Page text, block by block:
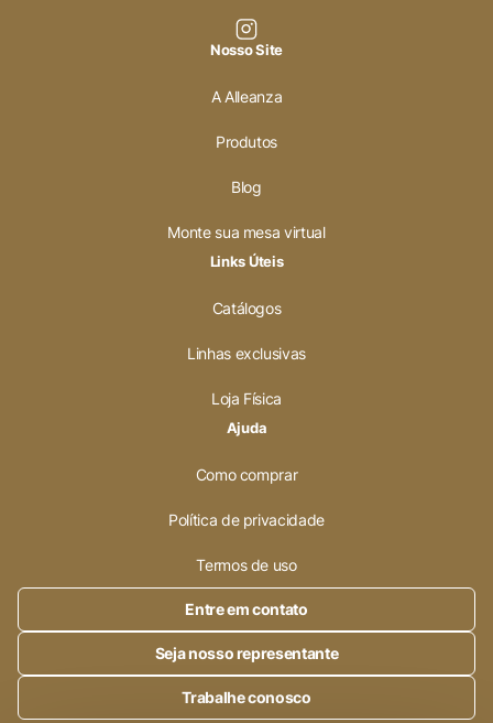
Nosso Site
A Alleanza
Produtos
Blog
Monte sua mesa virtual
Links Úteis
Catálogos
Linhas exclusivas
Loja Física
Ajuda
Como comprar
Política de privacidade
Termos de uso
Entre em contato
Seja nosso representante
Trabalhe conosco